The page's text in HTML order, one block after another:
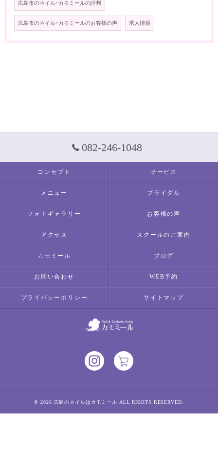
広島市のネイル･カモミールの評判
広島市のネイル･カモミールのお客様の声 求人情報
082-246-1048
コンセプト サービス
メニュー ブライダル
フォトギャラリー お客様の声
アクセス スクールのご案内
カモミール ブログ
お問い合わせ WEB予約
プライバシーポリシー サイトマップ
© 2026 広島のネイルはカモミール ALL RIGHTS RESERVED.